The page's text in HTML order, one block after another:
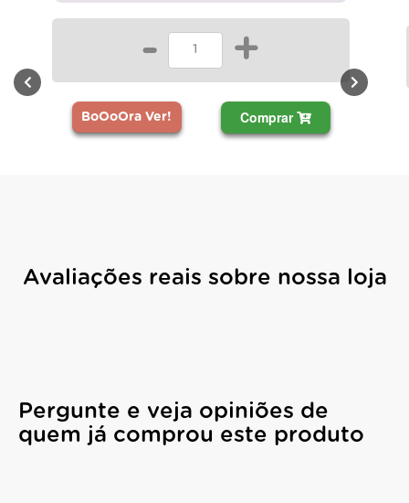
- +
BoOoOra Ver! Comprar
Avaliações reais sobre nossa loja
Pergunte e veja opiniões de
quem já comprou este produto